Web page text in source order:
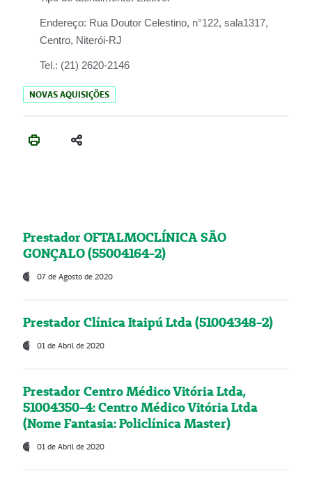
Endereço: Rua Doutor Celestino, n°122, sala1317,
Centro, Niterói-RJ
Tel.: (21) 2620-2146
NOVAS AQUISIÇÕES
Prestador OFTALMOCLÍNICA SÃO
GONÇALO (55004164-2)
07 de Agosto de 2020
Prestador Clínica Itaipú Ltda (51004348-2)
01 de Abril de 2020
Prestador Centro Médico Vitória Ltda,
51004350-4: Centro Médico Vitória Ltda
(Nome Fantasia: Policlínica Master)
01 de Abril de 2020